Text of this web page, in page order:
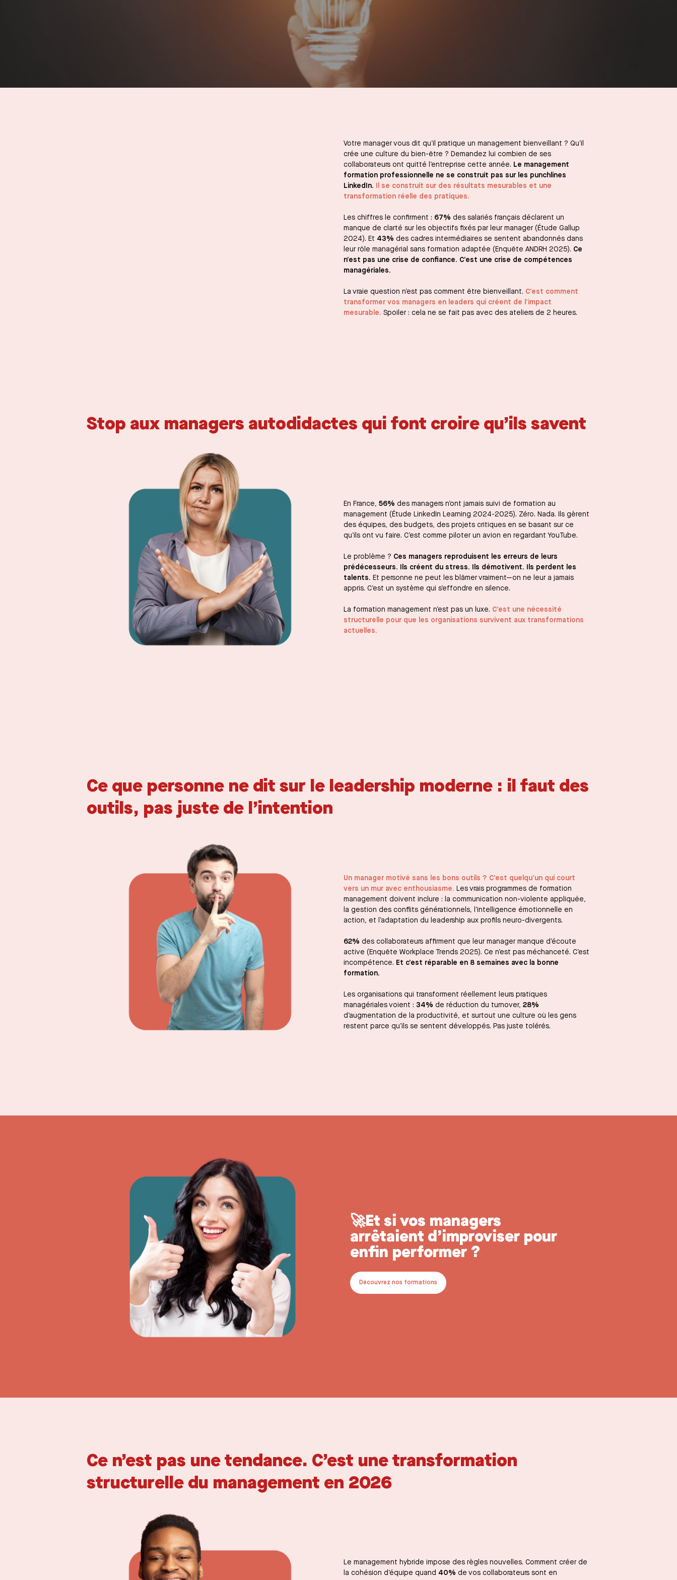
Votre manager vous dit qu’il pratique un management bienveillant ? Qu’il
crée une culture du bien-être ? Demandez lui combien de ses
collaborateurs ont quitté l’entreprise cette année. Le management
formation professionnelle ne se construit pas sur les punchlines
LinkedIn.
Il se construit sur des résultats mesurables et une
transformation réelle des pratiques.
Les chiffres le confirment : 67% des salariés français déclarent un
manque de clarté sur les objectifs fixés par leur manager (Étude Gallup
2024). Et 43% des cadres intermédiaires se sentent abandonnés dans
leur rôle managérial sans formation adaptée (Enquête ANDRH 2025). Ce
n’est pas une crise de confiance. C’est une crise de compétences
managériales.
La vraie question n’est pas comment être bienveillant. C’est comment
transformer vos managers en leaders qui créent de l’impact
mesurable. Spoiler : cela ne se fait pas avec des ateliers de 2 heures.
Stop aux managers autodidactes qui font croire qu’ils savent
En France, 56% des managers n’ont jamais suivi de formation au
management (Étude LinkedIn Learning 2024-2025). Zéro. Nada. Ils gèrent
des équipes, des budgets, des projets critiques en se basant sur ce
qu’ils ont vu faire. C’est comme piloter un avion en regardant YouTube.
Le problème ? Ces managers reproduisent les erreurs de leurs
prédécesseurs. Ils créent du stress. Ils démotivent. Ils perdent les
talents. Et personne ne peut les blâmer vraiment—on ne leur a jamais
appris. C’est un système qui s’effondre en silence.
La formation management n’est pas un luxe. C’est une nécessité
structurelle pour que les organisations survivent aux transformations
actuelles.
Ce que personne ne dit sur le leadership moderne : il faut des
outils, pas juste de l’intention
Un manager motivé sans les bons outils ? C’est quelqu’un qui court
vers un mur avec enthousiasme. Les vrais programmes de formation
management doivent inclure : la communication non-violente appliquée,
la gestion des conflits générationnels, l’intelligence émotionnelle en
action, et l’adaptation du leadership aux profils neuro-divergents.
62% des collaborateurs affirment que leur manager manque d’écoute
active (Enquête Workplace Trends 2025). Ce n’est pas méchanceté. C’est
incompétence. Et c’est réparable en 8 semaines avec la bonne
formation.
Les organisations qui transforment réellement leurs pratiques
managériales voient :34% de réduction du turnover,28%
d’augmentation de la productivité, et surtout une culture où les gens
restent parce qu’ils se sentent développés. Pas juste tolérés.
🚀Et si vos managers
arrêtaient d’improviser pour
enfin performer ?
Découvrez nos formations
Ce n’est pas une tendance. C’est une transformation
structurelle du management en 2026
Le management hybride impose des règles nouvelles. Comment créer de
la cohésion d’équipe quand 40% de vos collaborateurs sont en